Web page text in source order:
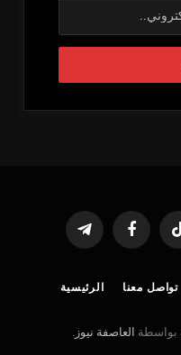
تيكتوك فيسبوك تيلقرام
تواصل معنا الرئيسية
العاصفة نيوز.